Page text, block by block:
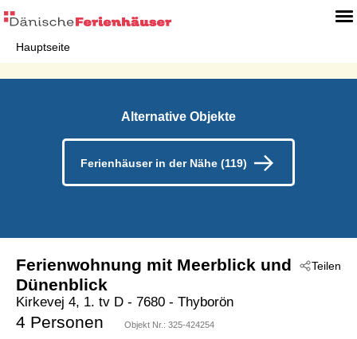
Hauptseite
Alternative Objekte
Ferienhäuser in der Nähe (119)
Teilen
Ferienwohnung mit Meerblick und
Dünenblick
Kirkevej 4, 1. tv D - 7680 - Thyborön
4 Personen Objekt Nr.: 325-424254